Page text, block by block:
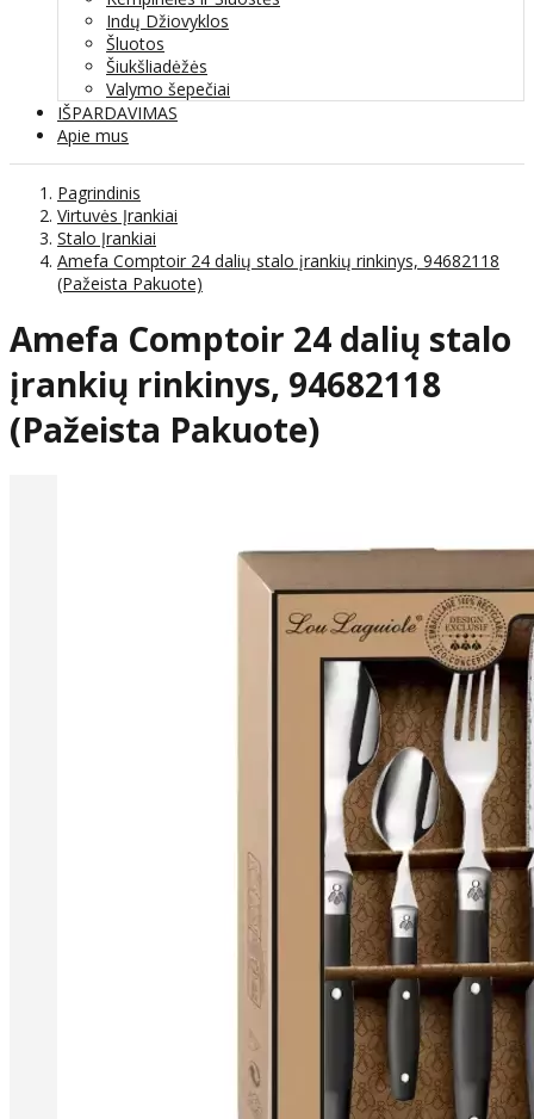
Indų Džiovyklos
Šluotos
Šiukšliadėžės
Valymo šepečiai
IŠPARDAVIMAS
Apie mus
Pagrindinis
Virtuvės Įrankiai
Stalo Įrankiai
Amefa Comptoir 24 dalių stalo įrankių rinkinys, 94682118
(Pažeista Pakuote)
Amefa Comptoir 24 dalių stalo
įrankių rinkinys, 94682118
(Pažeista Pakuote)